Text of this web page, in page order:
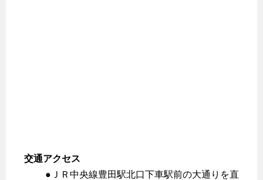
交通アクセス
●ＪＲ中央線豊田駅北口下車駅前の大通りを直